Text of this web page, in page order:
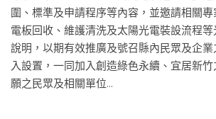
圍、標準及申請程序等內容，並邀請相關
電板回收、維護清洗及太陽光電裝設流程
說明，以期有效推廣及號召縣內民眾及企
入設置，一同加入創造綠色永續、宜居新
願之民眾及相關單位...